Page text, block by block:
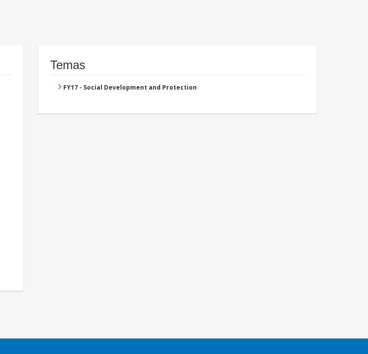
Temas
FY17 - Social Development and Protection